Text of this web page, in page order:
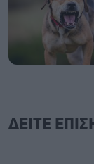
ΔΕΙΤΕ